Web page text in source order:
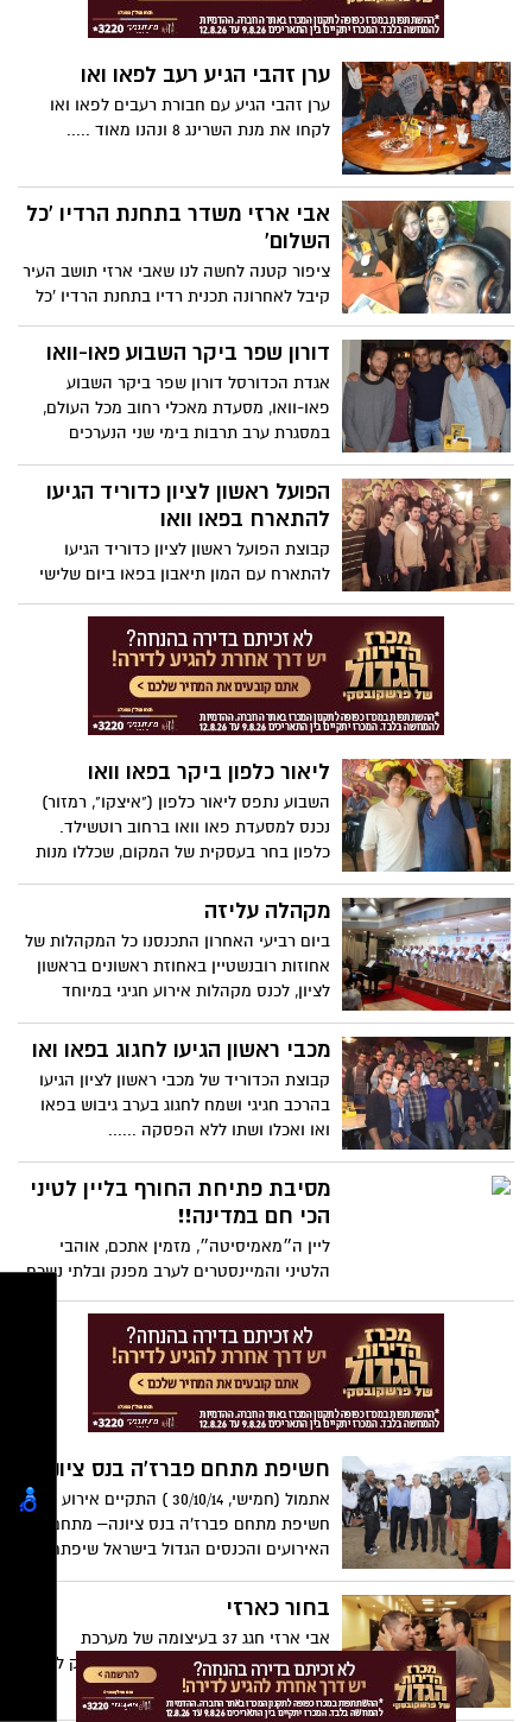
ערן זהבי הגיע רעב לפאו ואו
ערן זהבי הגיע עם חבורת רעבים לפאו ואו
לקחו את מנת השרינג 8 ונהנו מאוד .....
אבי ארזי משדר בתחנת הרדיו 'כל
השלום'
ציפור קטנה לחשה לנו שאבי ארזי תושב העיר
קיבל לאחרונה תכנית רדיו בתחנת הרדיו 'כל
השלום'.
דורון שפר ביקר השבוע פאו-וואו
אגדת הכדורסל דורון שפר ביקר השבוע
פאו-וואו, מסעדת מאכלי רחוב מכל העולם,
במסגרת ערב תרבות בימי שני הנערכים
הפועל ראשון לציון כדוריד הגיעו
להתארח בפאו וואו
קבוצת הפועל ראשון לציון כדוריד הגיעו
להתארח עם המון תיאבון בפאו ביום שלישי
האחרון ויצאו עם תמונה למזכרת ....
ליאור כלפון ביקר בפאו וואו
השבוע נתפס ליאור כלפון ("איצקו", רמזור)
נכנס למסעדת פאו וואו ברחוב רוטשילד.
כלפון בחר בעסקית של המקום, שכללו מנות
מתוך כלפון לרגע וקבע שהעסקית משתלמת ;)
מקהלה עליזה
ביום רביעי האחרון התכנסנו כל המקהלות של
אחוזות רובנשטיין באחוזת ראשונים בראשון
לציון, לכנס מקהלות אירוע חגיגי במיוחד
מכבי ראשון הגיעו לחגוג בפאו ואו
קבוצת הכדוריד של מכבי ראשון לציון הגיעו
בהרכב חגיגי ושמח לחגוג בערב גיבוש בפאו
ואו ואכלו ושתו ללא הפסקה ......
מסיבת פתיחת החורף בליין לטיני
הכי חם במדינה!!
ליין ה״מאמיסיטה״, מזמין אתכם, אוהבי
הלטיני והמיינסטרים לערב מפנק ובלתי נשכח
מלא בהפתעות כולל הופעה של אנה-סליה דב
סילבה הרקדנית הבינלאומית ולהקתה,
בטוקדה, מתופפים ועוד..
חשיפת מתחם פברז'ה בנס ציונה
אתמול (חמישי, 30/10/14 ) התקיים אירוע
חשיפת מתחם פברז'ה בנס ציונה– מתחם
האירועים והכנסים הגדול בישראל שיפתח
חמישי האחרון הגיעו איל גולן המנהל האישי ,
בחור כארזי
אבי ארזי חגג 37 בעיצומה של מערכת
הבחירות לסניף מר"צ בעיר ואף הספיק לתת
גיחה להצגה ולפגוש חבר מוכר...